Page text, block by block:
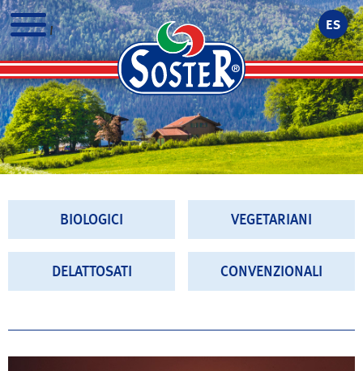
MENU ES
BIOLOGICI VEGETARIANI
DELATTOSATI CONVENZIONALI